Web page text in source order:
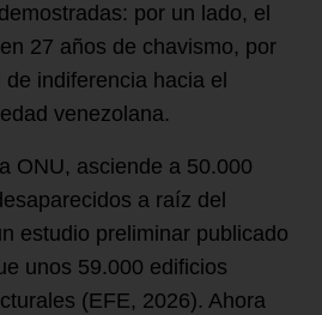
por un lado, el
27 años de chavismo, por
indiferencia hacia el
venezolana.
ONU, asciende a 50.000
a raíz del
estudio preliminar publicado
unos 59.000 edificios
(EFE, 2026). Ahora